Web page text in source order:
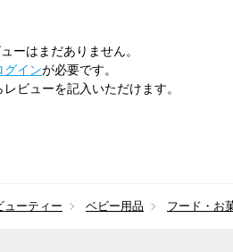
ーはまだありません。
グインが必要です。
レビューを記入いただけます。
ューティー ベビー用品 フード・お